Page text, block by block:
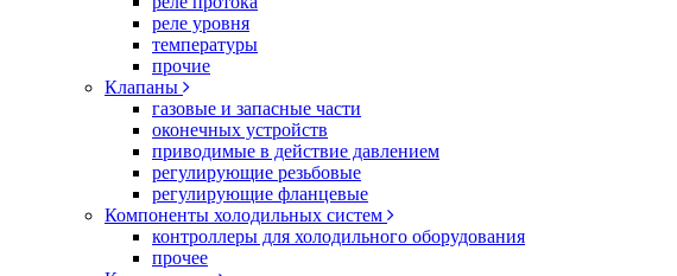
реле уровня
температуры
прочие
Клапаны
газовые и запасные части
оконечных устройств
приводимые в действие давлением
регулирующие резьбовые
регулирующие фланцевые
Компоненты холодильных систем
контроллеры для холодильного оборудования
прочее